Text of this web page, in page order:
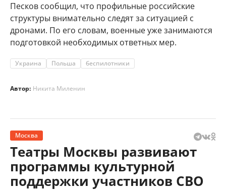
Песков сообщил, что профильные российские
структуры внимательно следят за ситуацией с
дронами. По его словам, военные уже занимаются
подготовкой необходимых ответных мер.
Украина Польша беспилотники
Автор: Никита Миленин
Москва
Театры Москвы развивают
программы культурной
поддержки участников СВО